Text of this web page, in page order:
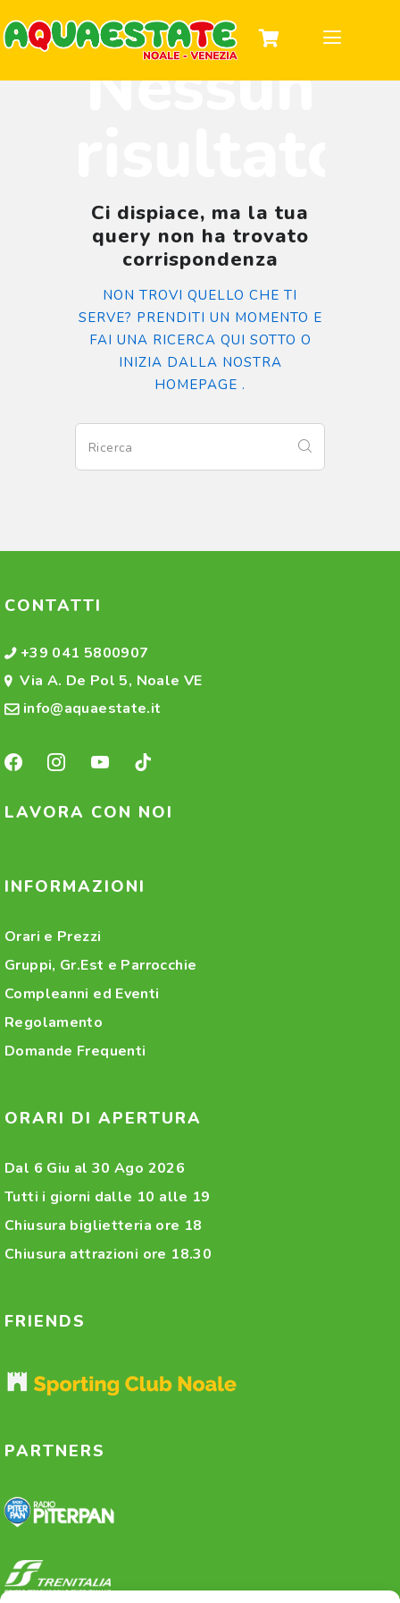
SCOPRI IL PARCO
ORARI E PREZZI
Nessun
Ci dispiace, ma la tua
query non ha trovato
corrispondenza
NON TROVI QUELLO CHE TI
SERVE? PRENDITI UN MOMENTO E
FAI UNA RICERCA QUI SOTTO O
INIZIA DALLA NOSTRA
HOMEPAGE .
CONTATTI
+39 041 5800907
Via A. De Pol 5, Noale VE
info@aquaestate.it
LAVORA CON NOI
INFORMAZIONI
Orari e Prezzi
Gruppi, Gr.Est e Parrocchie
Compleanni ed Eventi
Regolamento
Domande Frequenti
ORARI DI APERTURA
Dal 6 Giu al 30 Ago 2026
Tutti i giorni dalle 10 alle 19
Chiusura biglietteria ore 18
Chiusura attrazioni ore 18.30
FRIENDS
PARTNERS